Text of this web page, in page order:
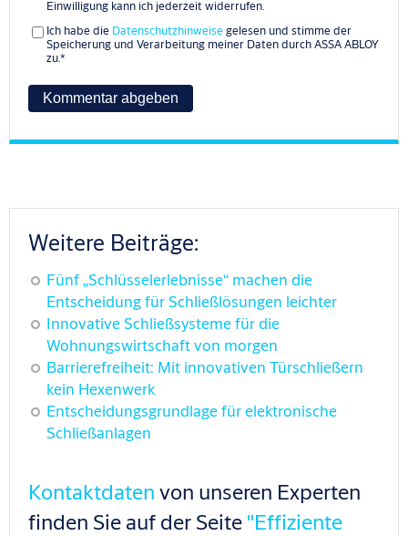
Einwilligung kann ich jederzeit widerrufen.
Ich habe die Datenschutzhinweisegelesen und stimme der
Speicherung und Verarbeitung meiner Daten durch ASSA ABLOY
zu.*
Weitere Beiträge:
Fünf „Schlüsselerlebnisse“ machen die
Entscheidung für Schließlösungen leichter
Innovative Schließsysteme für die
Wohnungswirtschaft von morgen
Barrierefreiheit: Mit innovativen Türschließern
kein Hexenwerk
Entscheidungsgrundlage für elektronische
Schließanlagen
Kontaktdaten von unseren Experten
finden Sie auf der Seite "Effiziente